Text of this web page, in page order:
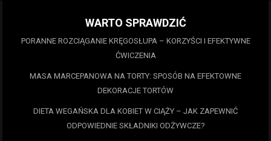
WARTO SPRAWDZIĆ
PORANNE ROZCIĄGANIE KRĘGOSŁUPA – KORZYŚCI I EFEKTYWNE
ĆWICZENIA
MASA MARCEPANOWA NA TORTY: SPOSÓB NA EFEKTOWNE
DEKORACJE TORTÓW
DIETA WEGAŃSKA DLA KOBIET W CIĄŻY – JAK ZAPEWNIĆ
ODPOWIEDNIE SKŁADNIKI ODŻYWCZE?